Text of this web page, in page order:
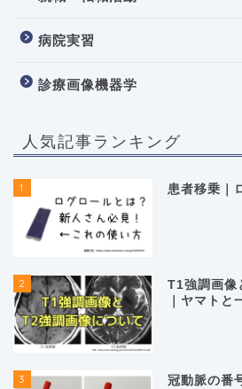
病院実習
診療画像機器学
人気記事ランキング
1 患者移乗｜
2
T1強調画像
｜ヤマト
3
冠動脈の番